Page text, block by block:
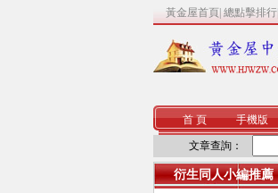
黃金屋首頁 總點擊排行
首 頁 手機版
文章查詢：
衍生同人小編推薦